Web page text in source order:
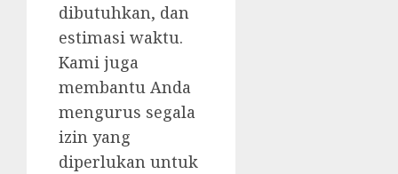
dibutuhkan, dan
estimasi waktu.
Kami juga
membantu Anda
mengurus segala
izin yang
diperlukan untuk